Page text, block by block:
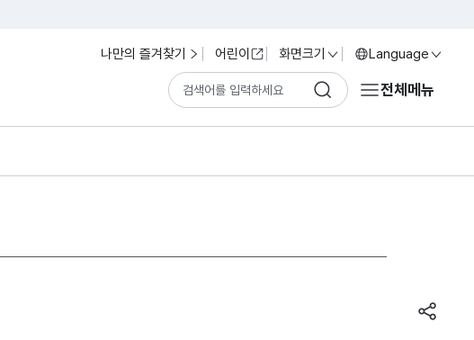
나만의 즐겨찾기 어린이 화면크기 Language
전체메뉴